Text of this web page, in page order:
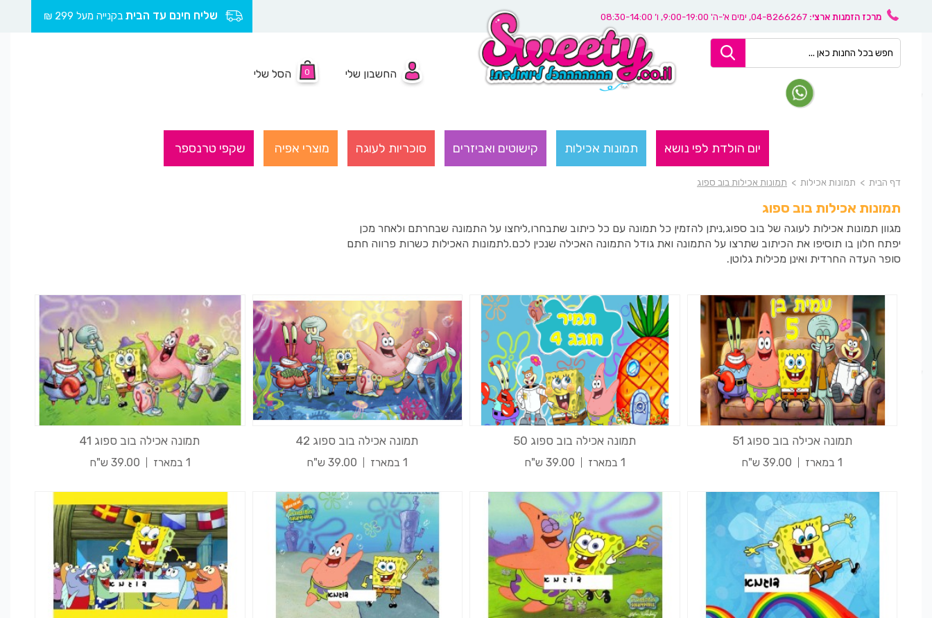
מרכז הזמנות ארצי: 04-8266267, ימים א'-ה' 9:00-19:00, ו’ 08:30-14:00 שליח חינם עד הבית בקנייה מעל 299 ₪
החשבון שלי 0 הסל שלי
יום הולדת לפי נושא תמונות אכילות קישוטים ואביזרים סוכריות לעוגה מוצרי אפיה שקפי טרנספר
דף הבית > תמונות אכילות > תמונות אכילות בוב ספוג
תמונות אכילות בוב ספוג
מגוון תמונות אכילות לעוגה של בוב ספוג,ניתן להזמין כל תמונה עם כל כיתוב שתבחרו,ליחצו על התמונה שבחרתם ולאחר מכן
יפתח חלון בו תוסיפו את הכיתוב שתרצו על התמונה ואת גודל התמונה האכילה שנכין לכם.לתמונות האכילות כשרות פרווה חתם
סופר העדה החרדית ואינן מכילות גלוטן.
תמונה אכילה בוב ספוג 51
1 במארז 39.00 ש"ח
תמונה אכילה בוב ספוג 50
1 במארז 39.00 ש"ח
תמונה אכילה בוב ספוג 42
1 במארז 39.00 ש"ח
תמונה אכילה בוב ספוג 41
1 במארז 39.00 ש"ח